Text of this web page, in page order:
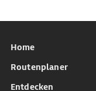
Home
Routenplaner
Entdecken